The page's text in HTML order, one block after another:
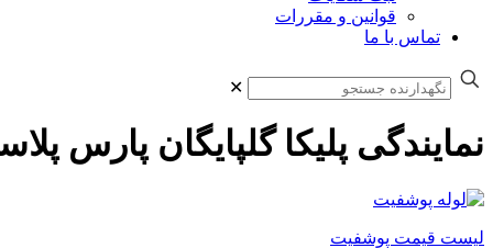
قوانین و مقررات
تماس با ما
✕
نمایندگی پلیکا گلپایگان پارس
لیست قیمت پوشفیت